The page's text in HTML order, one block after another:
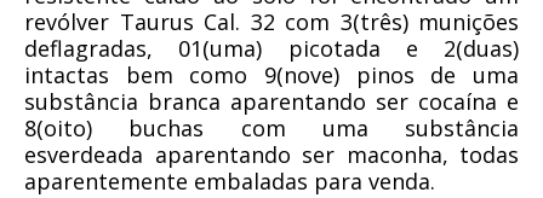
revólver Taurus Cal. 32 com 3(três) munições
deflagradas, 01(uma) picotada e 2(duas)
intactas bem como 9(nove) pinos de uma
substância branca aparentando ser cocaína e
8(oito) buchas com uma substância
esverdeada aparentando ser maconha, todas
aparentemente embaladas para venda.